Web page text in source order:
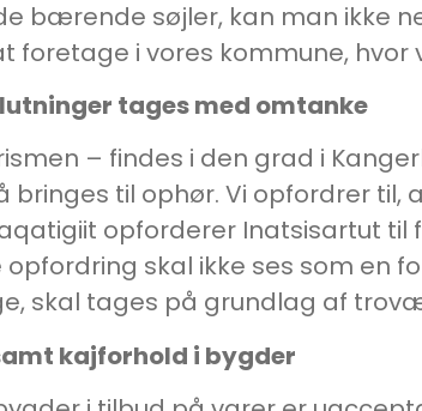
bærende søjler, kan man ikke
foretage i vores kommune,
tages med omtanke
– findes i den grad i
bringes til ophør. Vi opfordrer
opforderer Inatsisartut
skal ikke ses som en
skal tages på grundlag af
kajforhold i bygder